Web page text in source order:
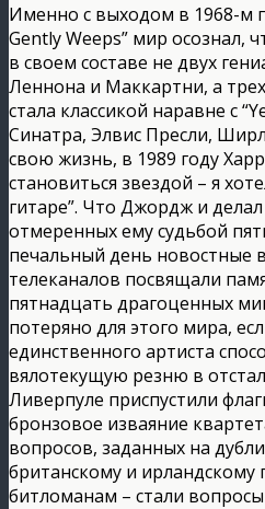
Именно с выходом в 1968-м
Gently Weeps” мир осознал,
в своем составе не двух
Леннона и Маккартни, а
стала классикой наравне с
Синатра, Элвис Пресли,
свою жизнь, в 1989 году
становиться звездой – я
гитаре”. Что Джордж и
отмеренных ему судьбой
печальный день новостные
телеканалов посвящали
пятнадцать драгоценных
потеряно для этого мира,
единственного артиста
вялотекущую резню в
Ливерпуле приспустили
бронзовое изваяние
вопросов, заданных на
британскому и
битломанам – стали